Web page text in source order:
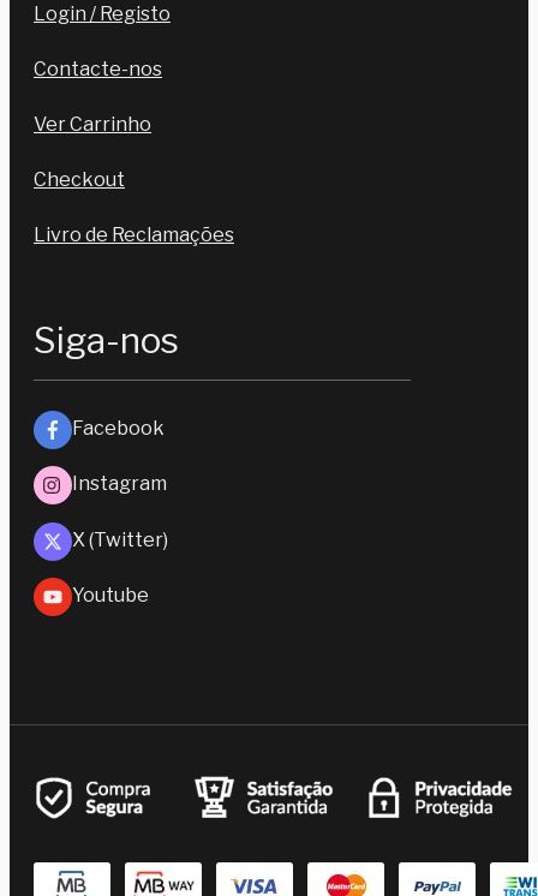
Login / Registo
Contacte-nos
Ver Carrinho
Checkout
Livro de Reclamações
Siga-nos
Facebook
Instagram
X (Twitter)
Youtube